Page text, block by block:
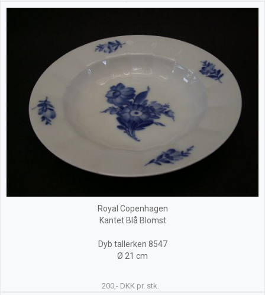
Royal Copenhagen
Kantet Blå Blomst
Dyb tallerken 8547
Ø 21 cm
200,- DKK pr. stk.